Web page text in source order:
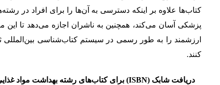
کتاب‌ها علاوه بر اینکه دسترسی به آن‌ها را برای افراد در
پزشکی آسان می‌کند، همچنین به ناشران اجازه می‌دهد تا این
ارزشمند را به طور رسمی در سیستم کتاب‌شناسی بین‌المللی
کنند.
دریافت شابک (ISBN) برای کتاب‌های رشته بهداشت مواد غذایی